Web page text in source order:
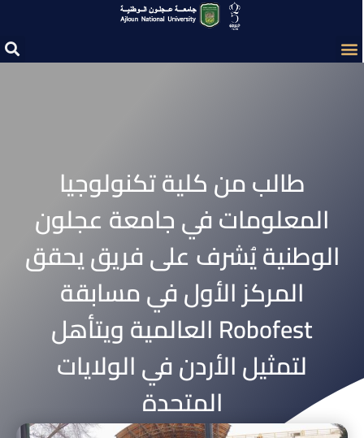
طالب من كلية تكنولوجيا
المعلومات في جامعة عجلون
الوطنية يُشرف على فريق يحقق
المركز الأول في مسابقة
Robofest العالمية ويتأهل
لتمثيل الأردن في الولايات
المتحدة
فبراير 18, 2026